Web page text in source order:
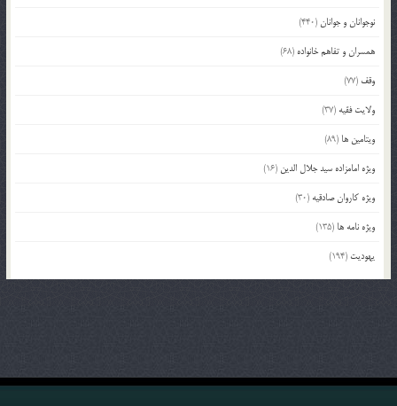
نوجوانان و جوانان(440)
همسران و تفاهم خانواده (68)
وقف (77)
ولایت فقیه (37)
ویتامین ها (89)
ویژه امامزاده سید جلال الدین (16)
ویژه کاروان صادقیه (30)
ویژه نامه ها (135)
یهودیت (194)